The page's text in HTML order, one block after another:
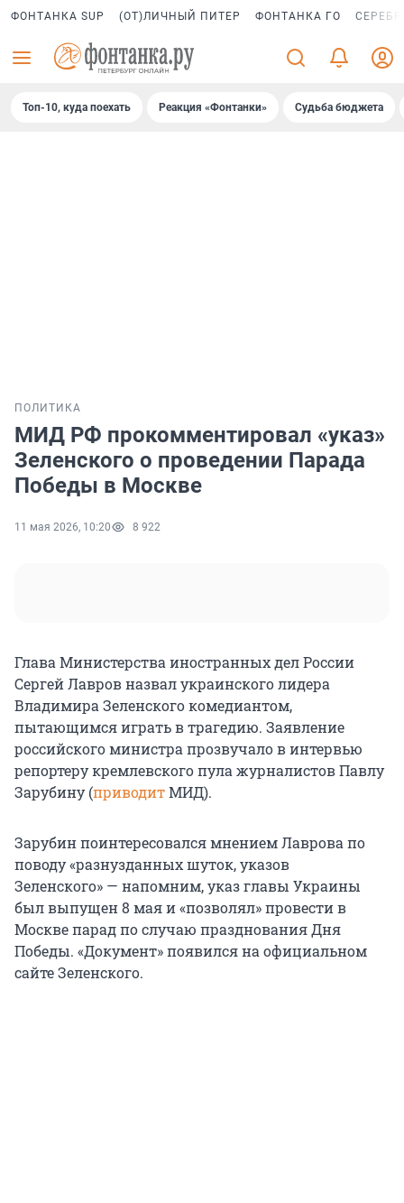
ФОНТАНКА SUP (ОТ)ЛИЧНЫЙ ПИТЕР ФОНТАНКА ГО
Топ-10, куда поехать Реакция «Фонтанки» Судьба бюджета
ПОЛИТИКА
МИД РФ прокомментировал «указ»
Зеленского о проведении Парада
Победы в Москве
11 мая 2026, 10:20 8 922
Глава Министерства иностранных дел России
Сергей Лавров назвал украинского лидера
Владимира Зеленского комедиантом,
пытающимся играть в трагедию. Заявление
российского министра прозвучало в интервью
репортеру кремлевского пула журналистов Павлу
Зарубину (приводитМИД).
Зарубин поинтересовался мнением Лаврова по
поводу «разнузданных шуток, указов
Зеленского» — напомним, указ главы Украины
был выпущен 8 мая и «позволял» провести в
Москве парад по случаю празднования Дня
Победы. «Документ» появился на официальном
сайте Зеленского.